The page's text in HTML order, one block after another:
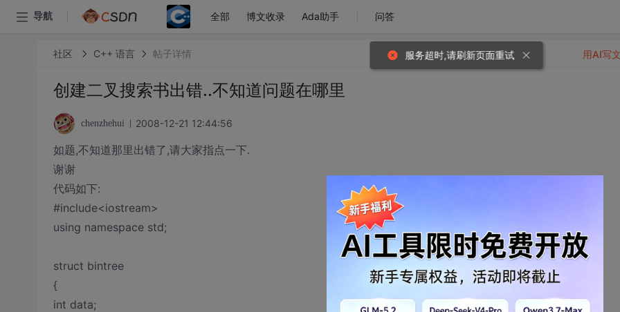
导航 全部 博文收录 Ada助手 问答
社区 C++ 语言 帖子详情
创建二叉搜索书出错..不知道问题在哪里
chenzhehui 2008-12-21 12:44:56
如题,不知道那里出错了,请大家指点一下.
谢谢
代码如下:
#include<iostream>
using namespace std;
struct bintree
{
int data;
用AI写
服务超时,请刷新页面重试